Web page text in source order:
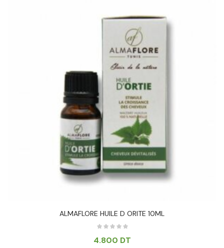
ALMAFLORE HUILE D ORITE 10ML
4.800 DT